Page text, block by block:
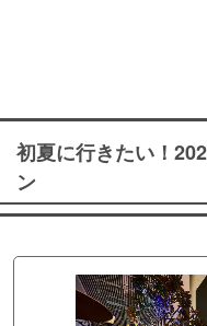
初夏に行きたい！
ン